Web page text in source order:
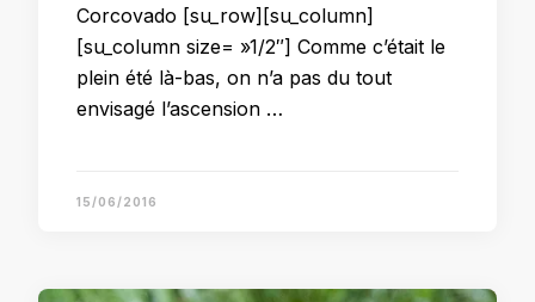
Corcovado [su_row][su_column]
[su_column size= »1/2″] Comme c’était le
plein été là-bas, on n’a pas du tout
envisagé l’ascension …
15/06/2016